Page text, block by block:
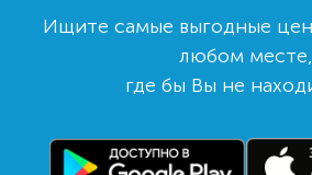
Ищите самые выгодные
любом месте,
где бы Вы не